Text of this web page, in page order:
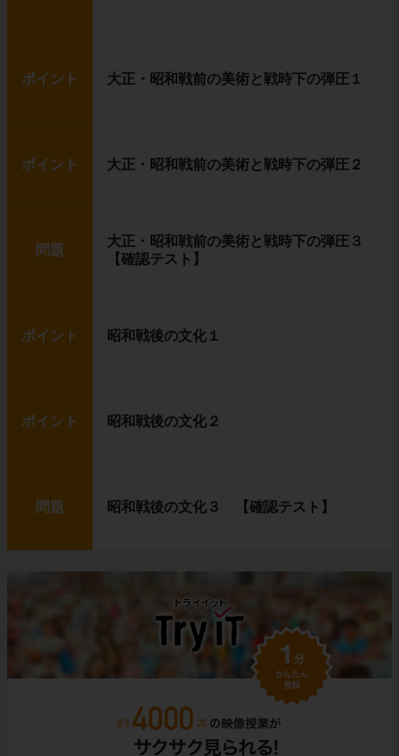
ポイント 大正・昭和戦前の美術と戦時下の弾圧１
ポイント 大正・昭和戦前の美術と戦時下の弾圧２
問題
大正・昭和戦前の美術と戦時下の弾圧３
【確認テスト】
ポイント 昭和戦後の文化１
ポイント 昭和戦後の文化２
問題 昭和戦後の文化３ 【確認テスト】